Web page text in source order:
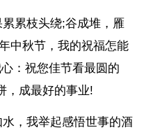
累枝头绕;谷成堆，雁
中秋节，我的祝福怎能
：祝您佳节看最圆的
，成最好的事业!
，我举起感悟世事的酒